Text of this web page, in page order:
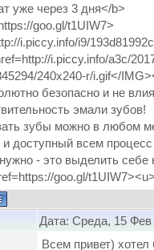
уже через 3 дня</b>
goo.gl/t1UIW7>
i.piccy.info/i9/
i.piccy.info/a3c/
240x240-r/i.gif</
безопасно и не
эмали зубов!
зубы можно в любом
и доступный всем
- это выделить себе
goo.gl/
Дата: Среда, 15
Всем привет)